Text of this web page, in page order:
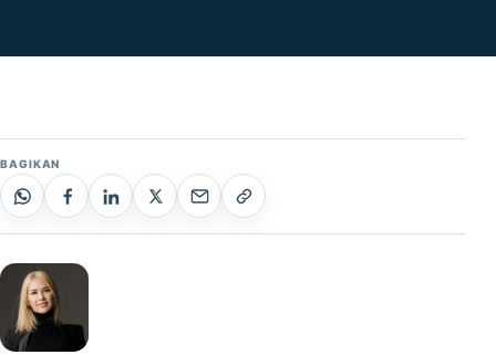
BAGIKAN